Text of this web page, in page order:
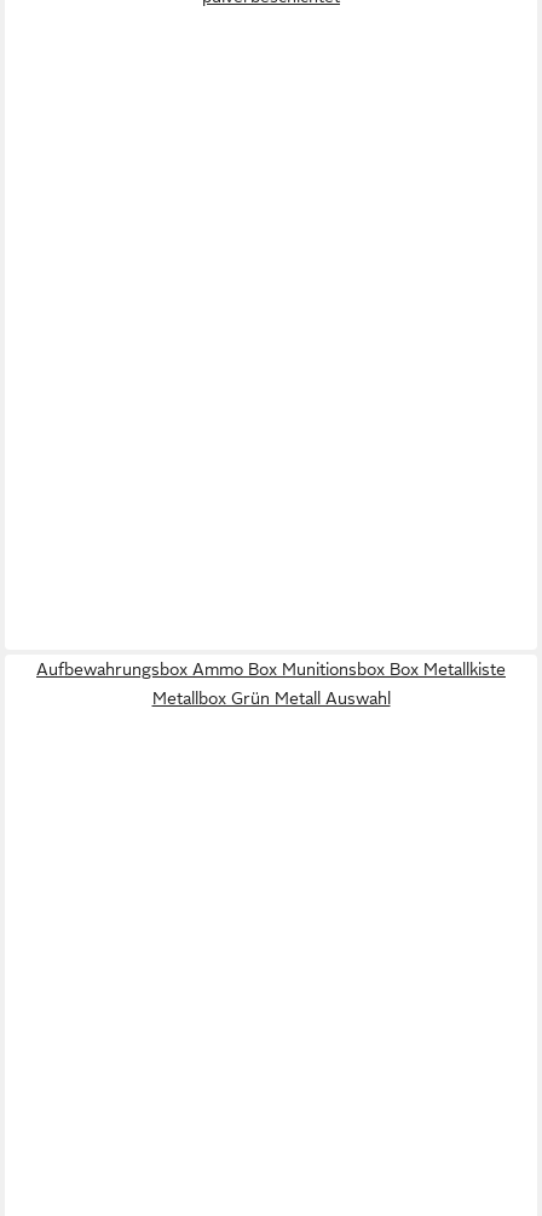
Aufbewahrungsbox Ammo Box Munitionsbox Box Metallkiste
Metallbox Grün Metall Auswahl